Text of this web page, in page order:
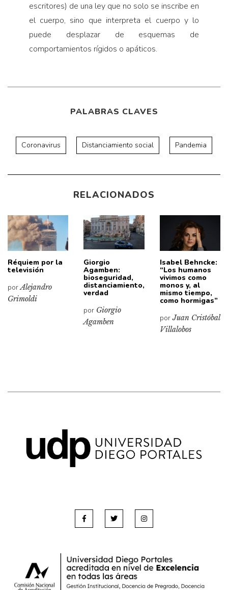
escritores) de una ley que no solo se inscribe en
el cuerpo, sino que interpreta el cuerpo y lo
puede desplazar de esquemas de
comportamientos rígidos o apáticos.
PALABRAS CLAVES
Coronavirus Distanciamiento social Pandemia
RELACIONADOS
Réquiem por la
televisión
porAlejandro
Grimoldi
Giorgio
Agamben:
bioseguridad,
distanciamiento,
verdad
por Giorgio
Agamben
Isabel Behncke:
“Los humanos
vivimos como
monos y, al
mismo tiempo,
como hormigas”
porJuan Cristóbal
Villalobos